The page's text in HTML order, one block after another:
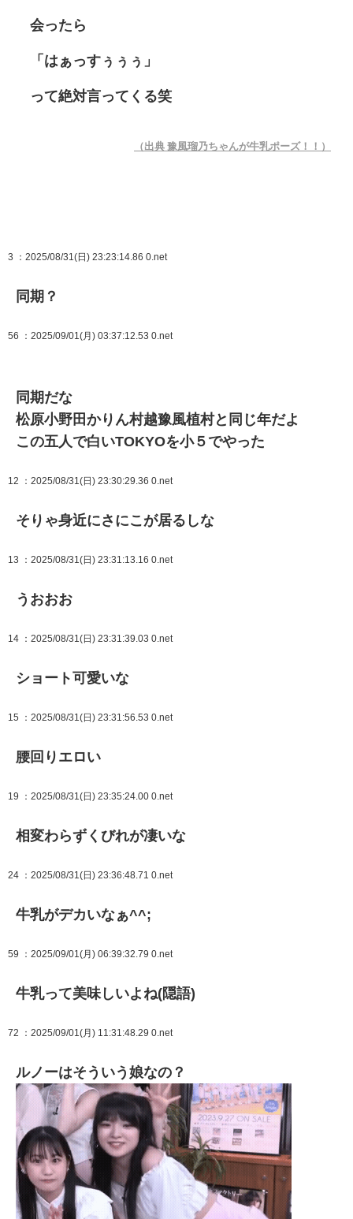
会ったら
「はぁっすぅぅぅ」
って絶対言ってくる笑
（出典 豫風瑠乃ちゃんが牛乳ポーズ！！）
3 ：2025/08/31(日) 23:23:14.86 0.net
同期？
56 ：2025/09/01(月) 03:37:12.53 0.net
同期だな
松原小野田かりん村越豫風植村と同じ年だよ
この五人で白いTOKYOを小５でやった
12 ：2025/08/31(日) 23:30:29.36 0.net
そりゃ身近にさにこが居るしな
13 ：2025/08/31(日) 23:31:13.16 0.net
うおおお
14 ：2025/08/31(日) 23:31:39.03 0.net
ショート可愛いな
15 ：2025/08/31(日) 23:31:56.53 0.net
腰回りエロい
19 ：2025/08/31(日) 23:35:24.00 0.net
相変わらずくびれが凄いな
24 ：2025/08/31(日) 23:36:48.71 0.net
牛乳がデカいなぁ^^;
59 ：2025/09/01(月) 06:39:32.79 0.net
牛乳って美味しいよね(隠語)
72 ：2025/09/01(月) 11:31:48.29 0.net
ルノーはそういう娘なの？